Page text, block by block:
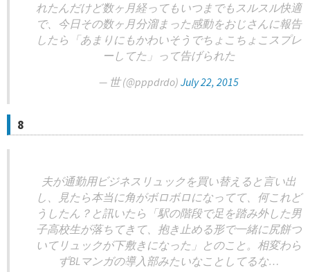
れたんだけど数ヶ月経ってもいつまでもスルスル快適
で、今日その数ヶ月分溜まった感動をおじさんに報告
したら「あまりにもかわいそうでちょこちょこスプレ
ーしてた」って告げられた
— 世 (@pppdrdo) July 22, 2015
8
夫が通勤用ビジネスリュックを買い替えると言い出
し、見たら本当に角がボロボロになってて、何これど
うしたん？と訊いたら「駅の階段で足を踏み外した男
子高校生が落ちてきて、抱き止める形で一緒に尻餅つ
いてリュックが下敷きになった」とのこと。相変わら
ずBLマンガの導入部みたいなことしてるな…